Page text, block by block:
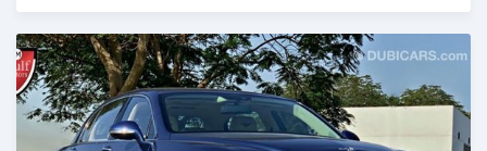
Publié il y a presque 6 ans